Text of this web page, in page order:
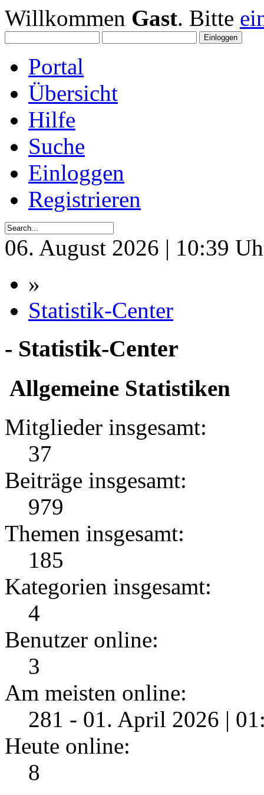
Willkommen Gast. Bitte
Portal
Übersicht
Hilfe
Suche
Einloggen
Registrieren
06. August 2026 | 10:39
»
Statistik-Center
- Statistik-Center
Allgemeine Statistiken
Mitglieder insgesamt:
37
Beiträge insgesamt:
979
Themen insgesamt:
185
Kategorien insgesamt:
4
Benutzer online:
3
Am meisten online:
281 - 01. April 2026 |
Heute online:
8